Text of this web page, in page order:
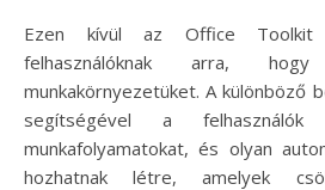
Ezen kívül az Office
felhasználóknak arra,
munkakörnyezetüket. A különböző
segítségével a felhasználók
munkafolyamatokat, és olyan
hozhatnak létre, amelyek